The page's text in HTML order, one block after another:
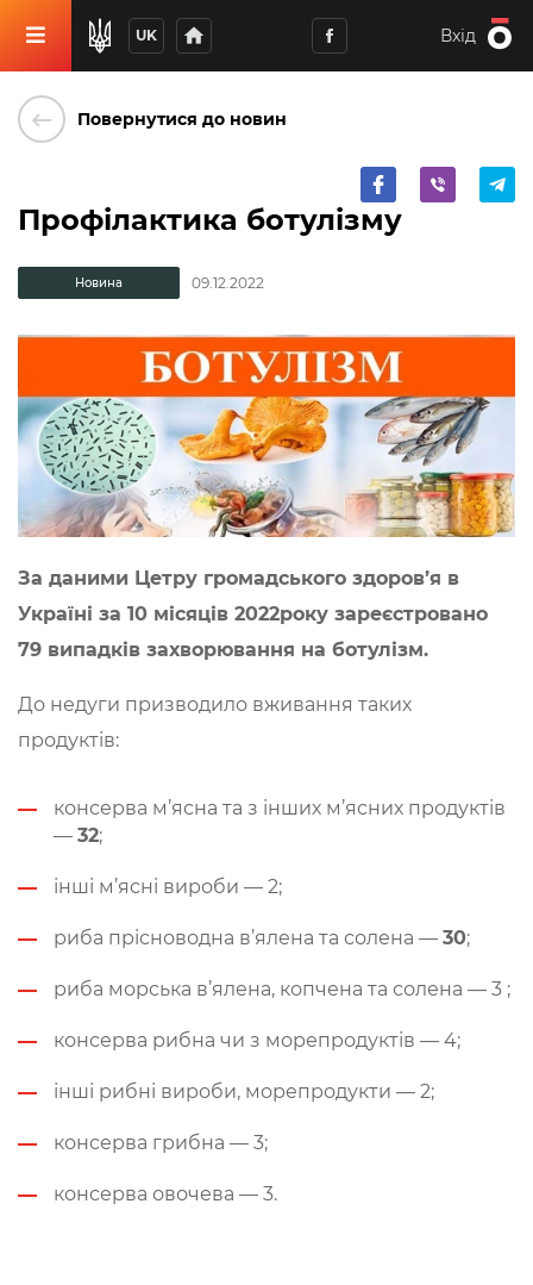
UK home Вхід
keyboard_backspace Повернутися до новин
Профілактика ботулізму
Новина 09.12.2022
За даними Цетру громадського здоров’я в
Україні за 10 місяців 2022року зареєстровано
79 випадків захворювання на ботулізм.
До недуги призводило вживання таких
продуктів:
консерва м’ясна та з інших м’ясних продуктів
— 32;
інші м’ясні вироби — 2;
риба прісноводна в’ялена та солена — 30;
риба морська в’ялена, копчена та солена — 3 ;
консерва рибна чи з морепродуктів — 4;
інші рибні вироби, морепродукти — 2;
консерва грибна — 3;
консерва овочева — 3.